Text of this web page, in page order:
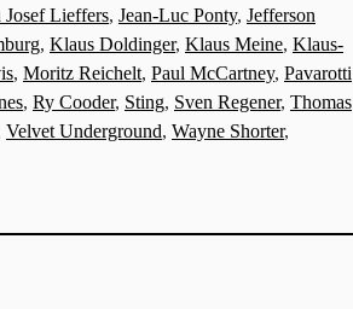
Josef Lieffers, Jean-Luc Ponty, Jefferson
, Klaus Doldinger, Klaus Meine, Klaus-
, Moritz Reichelt, Paul McCartney, Pavarotti
, Ry Cooder, Sting, Sven Regener, Thomas
Velvet Underground, Wayne Shorter,